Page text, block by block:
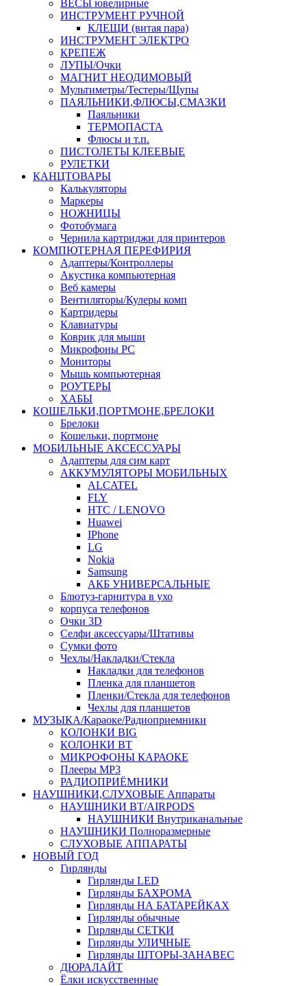
ВЕСЫ ювелирные
ИНСТРУМЕНТ РУЧНОЙ
КЛЕЩИ (витая пара)
ИНСТРУМЕНТ ЭЛЕКТРО
КРЕПЕЖ
ЛУПЫ/Очки
МАГНИТ НЕОДИМОВЫЙ
Мультиметры/Тестеры/Щупы
ПАЯЛЬНИКИ,ФЛЮСЫ,СМАЗКИ
Паяльники
ТЕРМОПАСТА
Флюсы и т.п.
ПИСТОЛЕТЫ КЛЕЕВЫЕ
РУЛЕТКИ
КАНЦТОВАРЫ
Калькуляторы
Маркеры
НОЖНИЦЫ
Фотобумага
Чернила картриджи для принтеров
КОМПЮТЕРНАЯ ПЕРЕФИРИЯ
Адаптеры/Контроллеры
Акустика компьютерная
Веб камеры
Вентиляторы/Кулеры комп
Картридеры
Клавиатуры
Коврик для мыши
Микрофоны PC
Мониторы
Мышь компьютерная
РОУТЕРЫ
ХАБЫ
КОШЕЛЬКИ,ПОРТМОНЕ,БРЕЛОКИ
Брелоки
Кошельки, портмоне
МОБИЛЬНЫЕ АКСЕССУАРЫ
Адаптеры для сим карт
АККУМУЛЯТОРЫ МОБИЛЬНЫХ
ALCATEL
FLY
HTC / LENOVO
Huawei
IPhone
LG
Nokia
Samsung
АКБ УНИВЕРСАЛЬНЫЕ
Блютуз-гарнитура в ухо
корпуса телефонов
Очки 3D
Селфи аксессуары/Штативы
Сумки фото
Чехлы/Накладки/Стекла
Накладки для телефонов
Пленка для планшетов
Пленки/Стекла для телефонов
Чехлы для планшетов
МУЗЫКА/Караоке/Радиоприемники
КОЛОНКИ BIG
КОЛОНКИ BT
МИКРОФОНЫ КАРАОКЕ
Плееры MP3
РАДИОПРИЁМНИКИ
НАУШНИКИ,СЛУХОВЫЕ Аппараты
НАУШНИКИ BT/AIRPODS
НАУШНИКИ Внутриканальные
НАУШНИКИ Полноразмерные
СЛУХОВЫЕ АППАРАТЫ
НОВЫЙ ГОД
Гирлянды
Гирлянды LED
Гирлянды БАХРОМА
Гирлянды НА БАТАРЕЙКАХ
Гирлянды обычные
Гирлянды СЕТКИ
Гирлянды УЛИЧНЫЕ
Гирлянды ШТОРЫ-ЗАНАВЕС
ДЮРАЛАЙТ
Ёлки искусственные